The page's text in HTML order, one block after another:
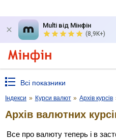
Multi від Мінфін
(8,9K+)
Всі показники
Індекси » Курси валют » Архів курсів
Архів валютних
Все про валюту теперь і в